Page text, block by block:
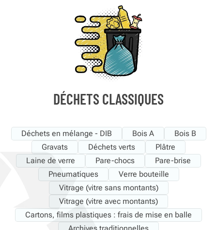
DÉCHETS CLASSIQUES
Déchets en mélange - DIB Bois A
Bois B
Gravats
Déchets verts
Plâtre
Laine de verre
Pare-chocs
Pare-brise
Pneumatiques
Verre bouteille
Vitrage (vitre sans montants)
Vitrage (vitre avec montants)
Cartons, films plastiques : frais de mise en balle